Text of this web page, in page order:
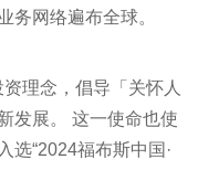
务网络遍布全球。
资理念，倡导「关怀人
发展。 这一使命也使
选“2024福布斯中国·